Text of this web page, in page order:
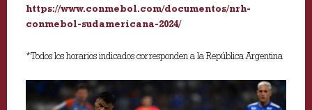
https://www.conmebol.com/documentos/nrh-
conmebol-sudamericana-2024/
*Todos los horarios indicados corresponden a la República Argentina